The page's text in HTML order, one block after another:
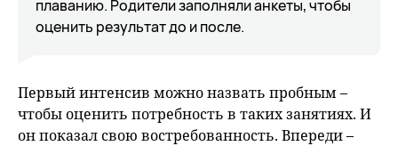
плаванию. Родители заполняли анкеты, чтобы
оценить результат до и после.
Первый интенсив можно назвать пробным –
чтобы оценить потребность в таких занятиях. И
он показал свою востребованность. Впереди –